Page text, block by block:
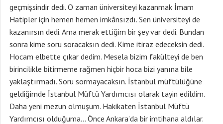
geçmişsindir dedi. O zaman üniversiteyi kazanmak İmam
Hatipler için hemen hemen imkânsızdı. Sen üniversiteyi de
kazanırsın dedi. Ama merak ettiğim bir şey var dedi. Bundan
sonra kime soru soracaksın dedi. Kime itiraz edeceksin dedi.
Hocam elbette çıkar dedim. Mesela bizim fakülteyi de ben
birincilikle bitirmeme rağmen hiçbir hoca bizi yanına bile
yaklaştırmadı. Soru sormayacaksın. İstanbul müftülüğüne
geldiğimde İstanbul Müftü Yardımcısı olarak tayin edildim.
Daha yeni mezun olmuşum. Hakikaten İstanbul Müftü
Yardımcısı olduğuma… Önce Ankara’da bir imtihana aldılar.